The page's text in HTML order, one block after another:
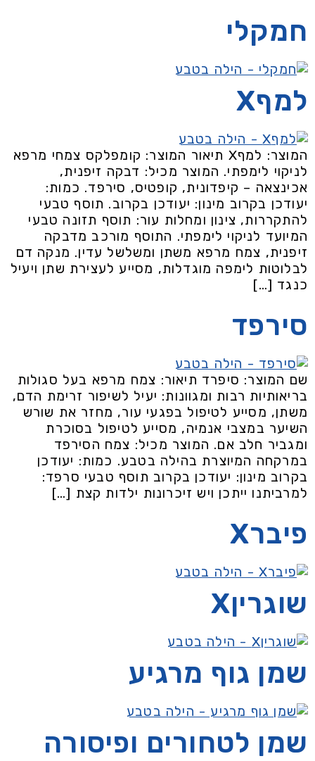
חמקלי
למףX
המוצר: למףX תיאור המוצר: קומפלקס צמחי מרפא
לניקוי לימפתי. המוצר מכיל: דבקה זיפנית,
אכינצאה – קיפדונית, קופטיס, סירפד. כמות:
יעודכן בקרוב מינון: יעודכן בקרוב. תוסף טבעי
להתקררות, צינון ומחלות עור: תוסף תזונה טבעי
המיועד לניקוי לימפתי. התוסף מורכב מדבקה
זיפנית, צמח מרפא משתן ומשלשל עדין. מנקה דם
לבלוטות לימפה מוגדלות, מסייע לעצירת שתן ויעיל
כנגד […]
סירפד
שם המוצר: סיפרד תיאור: צמח מרפא בעל סגולות
בריאותיות רבות ומגוונות: יעיל לשיפור זרימת הדם,
משתן, מסייע לטיפול בפגעי עור, מחזר את שורש
השיער במצבי אנמיה, מסייע לטיפול בסוכרת
ומגביר חלב אם. המוצר מכיל: צמח הסירפד
במרקחה המיוצרת בהילה בטבע. כמות: יעודכן
בקרוב מינון: יעודכן בקרוב תוסף טבעי סרפד:
למרביתנו ייתכן ויש זיכרונות ילדות קצת […]
פיברX
שוגריןX
שמן גוף מרגיע
שמן לטחורים ופיסורה